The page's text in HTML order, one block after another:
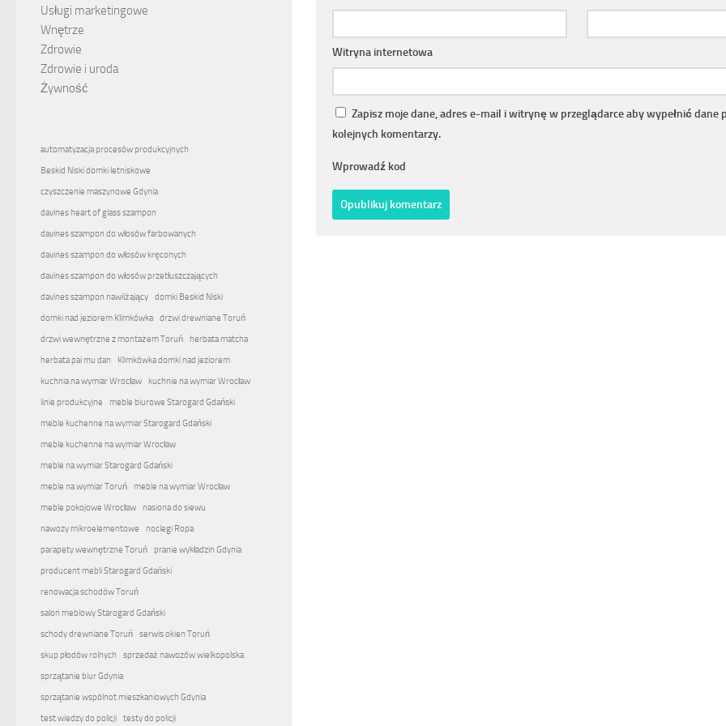
Witryna internetowa
Zapisz moje dane, adres e-mail i witrynę w przeglądarce aby wypełnić dane
kolejnych komentarzy.
Wprowadź kod
Usługi marketingowe
Wnętrze
Zdrowie
Zdrowie i uroda
Żywność
automatyzacja procesów produkcyjnych
Beskid Niski domki letniskowe
czyszczenie maszynowe Gdynia
davines heart of glass szampon
davines szampon do włosów farbowanych
davines szampon do włosów kręconych
davines szampon do włosów przetłuszczających
davines szampon nawilżający
domki Beskid Niski
domki nad jeziorem Klimkówka
drzwi drewniane Toruń
drzwi wewnętrzne z montażem Toruń
herbata matcha
herbata pai mu dan
Klimkówka domki nad jeziorem
kuchnia na wymiar Wrocław
kuchnie na wymiar Wrocław
linie produkcyjne
meble biurowe Starogard Gdański
meble kuchenne na wymiar Starogard Gdański
meble kuchenne na wymiar Wrocław
meble na wymiar Starogard Gdański
meble na wymiar Toruń
meble na wymiar Wrocław
meble pokojowe Wrocław
nasiona do siewu
nawozy mikroelementowe
noclegi Ropa
parapety wewnętrzne Toruń
pranie wykładzin Gdynia
producent mebli Starogard Gdański
renowacja schodów Toruń
salon meblowy Starogard Gdański
schody drewniane Toruń
serwis okien Toruń
skup płodów rolnych
sprzedaż nawozów wielkopolska
sprzątanie biur Gdynia
sprzątanie wspólnot mieszkaniowych Gdynia
test wiedzy do policji
testy do policji